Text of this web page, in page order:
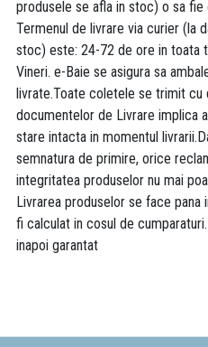
produsele se afla in stoc) o sa
Termenul de livrare via curier (la
stoc) este: 24-72 de ore in toata
Vineri. e-Baie se asigura sa
livrate.Toate coletele se trimit cu
documentelor de Livrare implica
stare intacta in momentul
semnatura de primire, orice
integritatea produselor nu mai
Livrarea produselor se face pana
fi calculat in cosul de
inapoi garantat